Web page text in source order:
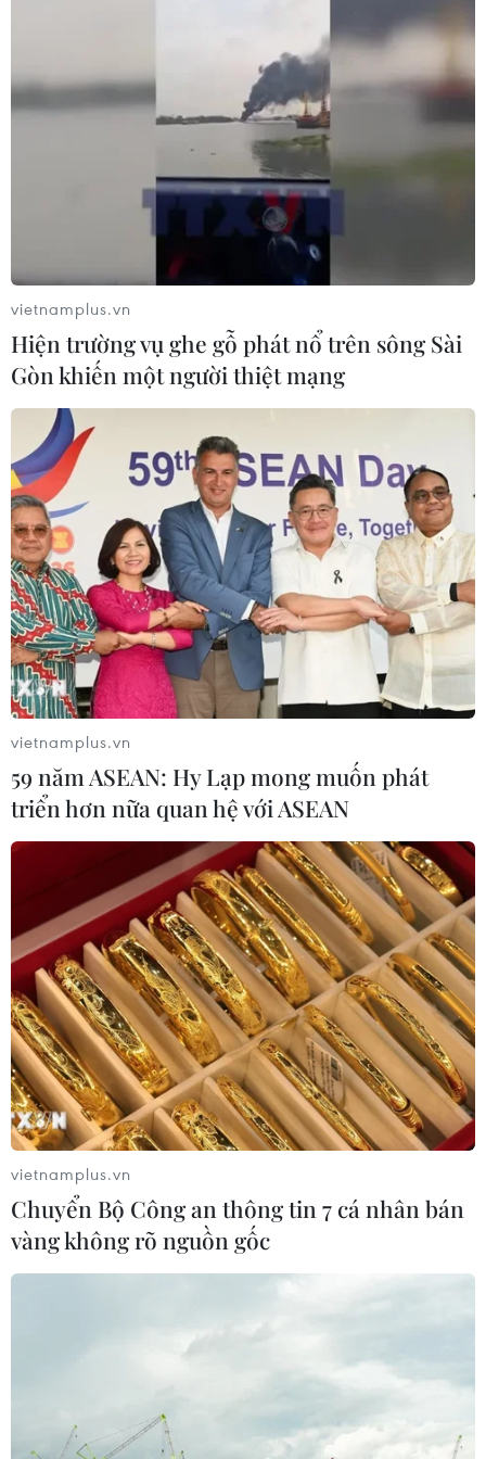
vietnamplus.vn
Hiện trường vụ ghe gỗ phát nổ trên sông Sài
Gòn khiến một người thiệt mạng
vietnamplus.vn
59 năm ASEAN: Hy Lạp mong muốn phát
triển hơn nữa quan hệ với ASEAN
vietnamplus.vn
Chuyển Bộ Công an thông tin 7 cá nhân bán
vàng không rõ nguồn gốc